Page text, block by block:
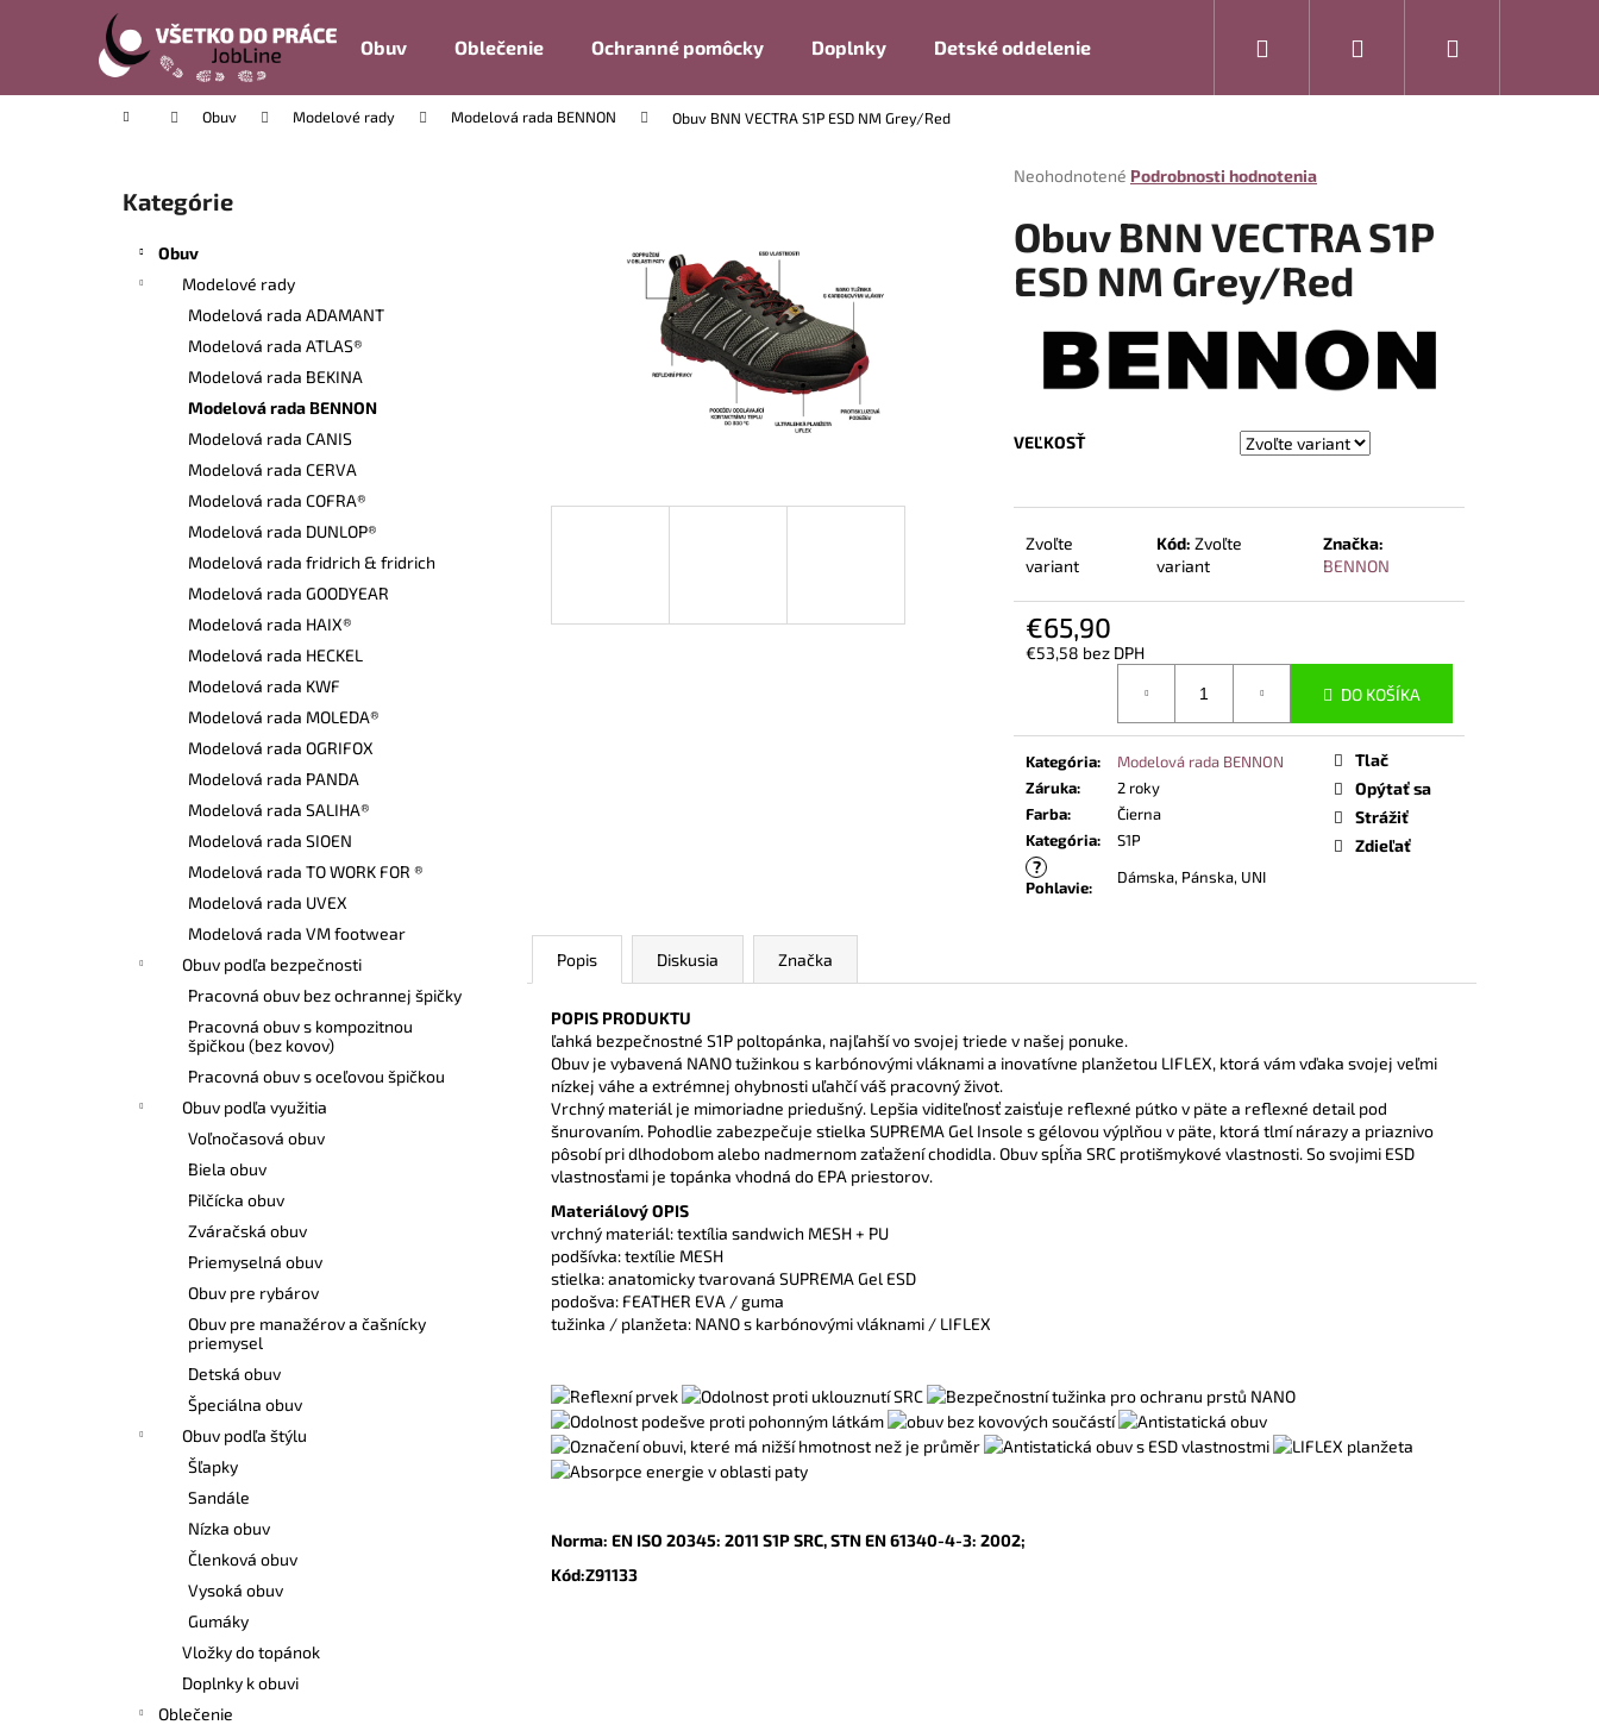
Obuv Oblečenie Ochranné pomôcky Doplnky Detské oddelenie Drogéria Modelová rada ARTRA
Prihlásenie
Domov Obuv Modelové rady Modelová rada BENNON Obuv BNN VECTRA S1P ESD NM Grey/Red
Preskočiť
kategórie
Kategórie
Obuv
Modelové rady
Modelová rada ADAMANT
Modelová rada ATLAS®
Modelová rada BEKINA
Modelová rada BENNON
Modelová rada CANIS
Modelová rada CERVA
Modelová rada COFRA®
Modelová rada DUNLOP®
Modelová rada fridrich & fridrich
Modelová rada GOODYEAR
Modelová rada HAIX®
Modelová rada HECKEL
Modelová rada KWF
Modelová rada MOLEDA®
Modelová rada OGRIFOX
Modelová rada PANDA
Modelová rada SALIHA®
Modelová rada SIOEN
Modelová rada TO WORK FOR ®
Modelová rada UVEX
Modelová rada VM footwear
Obuv podľa bezpečnosti
Pracovná obuv bez ochrannej špičky
Pracovná obuv s kompozitnou
špičkou (bez kovov)
Pracovná obuv s oceľovou špičkou
Obuv podľa využitia
Voľnočasová obuv
Biela obuv
Pilčícka obuv
Zváračská obuv
Priemyselná obuv
Obuv pre rybárov
Obuv pre manažérov a čašnícky
priemysel
Detská obuv
Špeciálna obuv
Obuv podľa štýlu
Šľapky
Sandále
Nízka obuv
Členková obuv
Vysoká obuv
Gumáky
Vložky do topánok
Doplnky k obuvi
Oblečenie
Priemerné
produktu
je
0,0
z
hviezdičiek.
Neohodnotené Podrobnosti hodnotenia
Obuv BNN VECTRA S1P
ESD NM Grey/Red
VEĽKOSŤ
Zvoľte
variant
Kód: Zvoľte
variant
Značka:
BENNON
€65,90
€53,58 bez DPH
DO KOŠÍKA
Kategória:
Modelová rada BENNON
Záruka:
2 roky
Farba:
Čierna
Kategória: S1P
?
Pohlavie:
Dámska, Pánska, UNI
Tlač
Opýtať sa
Strážiť
Zdieľať
Popis Diskusia Značka
POPIS PRODUKTU
ľahká bezpečnostné S1P poltopánka, najľahší vo svojej triede v našej ponuke.
Obuv je vybavená NANO tužinkou s karbónovými vláknami a inovatívne planžetou LIFLEX, ktorá vám vďaka svojej veľmi
nízkej váhe a extrémnej ohybnosti uľahčí váš pracovný život.
Vrchný materiál je mimoriadne priedušný. Lepšia viditeľnosť zaisťuje reflexné pútko v päte a reflexné detail pod
šnurovaním. Pohodlie zabezpečuje stielka SUPREMA Gel Insole s gélovou výplňou v päte, ktorá tlmí nárazy a priaznivo
pôsobí pri dlhodobom alebo nadmernom zaťažení chodidla. Obuv spĺňa SRC protišmykové vlastnosti. So svojimi ESD
vlastnosťami je topánka vhodná do EPA priestorov.
Materiálový OPIS
vrchný materiál: textília sandwich MESH + PU
podšívka: textílie MESH
stielka: anatomicky tvarovaná SUPREMA Gel ESD
podošva: FEATHER EVA / guma
tužinka / planžeta: NANO s karbónovými vláknami / LIFLEX
Norma: EN ISO 20345: 2011 S1P SRC, STN EN 61340-4-3: 2002;
Kód:Z91133
í
Späť
do
Späť
do
Čo potrebujete nájsť?
Odporúčame
VYSOKÁ BEZPEČNOSTNÁ OBUV UVEX 2
6935 S3 SRC TREND ČIERNA
€103,80
BEZPEČNOSTNÉ POLTOPÁNKY UVEX 2
6938 S1 P SRC S BOA® FIT SYSTEM